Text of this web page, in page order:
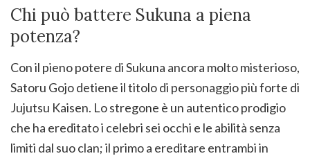
Chi può battere Sukuna a piena
potenza?
Con il pieno potere di Sukuna ancora molto misterioso,
Satoru Gojo detiene il titolo di personaggio più forte di
Jujutsu Kaisen. Lo stregone è un autentico prodigio
che ha ereditato i celebri sei occhi e le abilità senza
limiti dal suo clan; il primo a ereditare entrambi in